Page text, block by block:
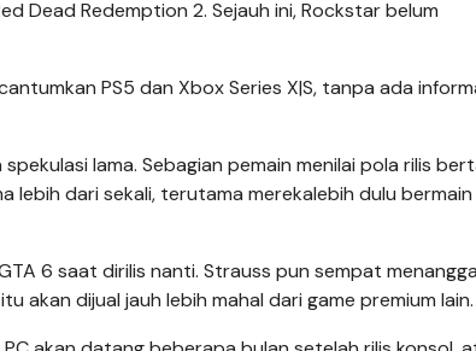
Dead Redemption 2. Sejauh ini, Rockstar belum
PS5 dan Xbox Series X|S, tanpa ada
lama. Sebagian pemain menilai pola rilis
lebih dari sekali, terutama merekalebih dulu bermain
6 saat dirilis nanti. Strauss pun sempat
akan dijual jauh lebih mahal dari game premium lain.